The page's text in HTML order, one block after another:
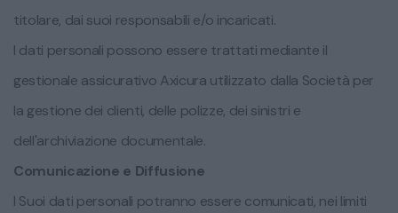
titolare, dai suoi responsabili e/o incaricati.
I dati personali possono essere trattati mediante il
gestionale assicurativo Axicura utilizzato dalla Società per
la gestione dei clienti, delle polizze, dei sinistri e
dell'archiviazione documentale.
Comunicazione e Diffusione
I Suoi dati personali potranno essere comunicati, nei limiti